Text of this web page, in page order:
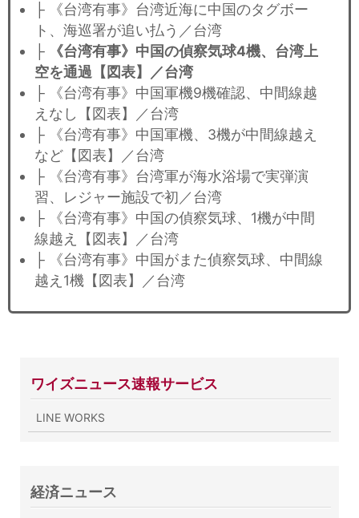
├ 《台湾有事》台湾近海に中国のタグボー
ト、海巡署が追い払う／台湾
├
《台湾有事》中国の偵察気球4機、台湾上
空を通過【図表】／台湾
├ 《台湾有事》中国軍機9機確認、中間線越
えなし【図表】／台湾
├ 《台湾有事》中国軍機、3機が中間線越え
など【図表】／台湾
├ 《台湾有事》台湾軍が海水浴場で実弾演
習、レジャー施設で初／台湾
├ 《台湾有事》中国の偵察気球、1機が中間
線越え【図表】／台湾
├ 《台湾有事》中国がまた偵察気球、中間線
越え1機【図表】／台湾
ワイズニュース速報サービス
LINE WORKS
経済ニュース